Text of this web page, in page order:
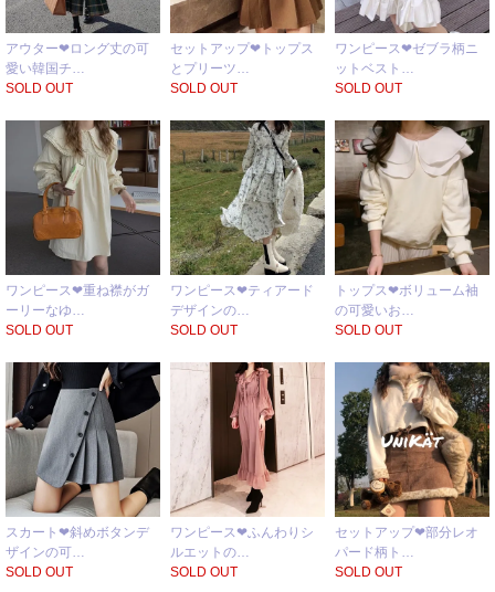
アウター❤ロング丈の可
愛い韓国チ…
SOLD OUT
セットアップ❤トップス
とプリーツ…
SOLD OUT
ワンピース❤ゼブラ柄ニ
ットベスト…
SOLD OUT
ワンピース❤重ね襟がガ
ーリーなゆ…
SOLD OUT
ワンピース❤ティアード
デザインの…
SOLD OUT
トップス❤ボリューム袖
の可愛いお…
SOLD OUT
スカート❤斜めボタンデ
ザインの可…
SOLD OUT
ワンピース❤ふんわりシ
ルエットの…
SOLD OUT
セットアップ❤部分レオ
パード柄ト…
SOLD OUT